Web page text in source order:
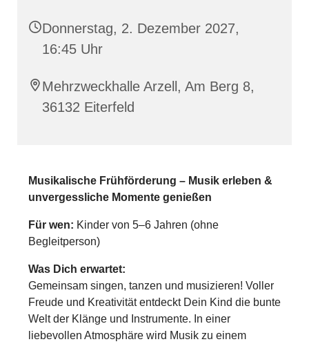
Donnerstag, 2. Dezember 2027,
16:45 Uhr
Mehrzweckhalle Arzell, Am Berg 8,
36132 Eiterfeld
Musikalische Frühförderung – Musik erleben &
unvergessliche Momente genießen
Für wen: Kinder von 5–6 Jahren (ohne
Begleitperson)
Was Dich erwartet:
Gemeinsam singen, tanzen und musizieren! Voller
Freude und Kreativität entdeckt Dein Kind die bunte
Welt der Klänge und Instrumente. In einer
liebevollen Atmosphäre wird Musik zu einem